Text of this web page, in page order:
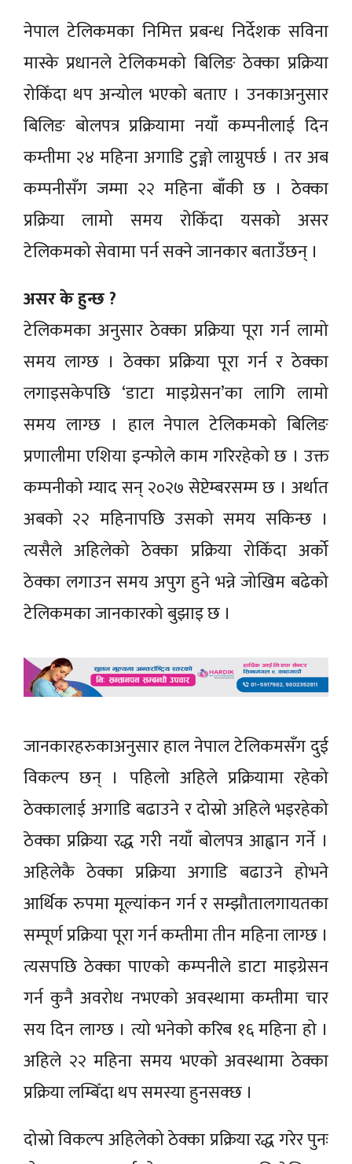
नेपाल टेलिकमका निमित्त प्रबन्ध निर्देशक सविना
मास्के प्रधानले टेलिकमको बिलिङ ठेक्का प्रक्रिया
रोकिँदा थप अन्योल भएको बताए । उनकाअनुसार
बिलिङ बोलपत्र प्रक्रियामा नयाँ कम्पनीलाई दिन
कम्तीमा २४ महिना अगाडि टुङ्गो लाग्नुपर्छ । तर अब
कम्पनीसँग जम्मा २२ महिना बाँकी छ । ठेक्का
प्रक्रिया लामो समय रोकिँदा यसको असर
टेलिकमको सेवामा पर्न सक्ने जानकार बताउँछन् ।
असर के हुन्छ ?
टेलिकमका अनुसार ठेक्का प्रक्रिया पूरा गर्न लामो
समय लाग्छ । ठेक्का प्रक्रिया पूरा गर्न र ठेक्का
लगाइसकेपछि ‘डाटा माइग्रेसन’का लागि लामो
समय लाग्छ । हाल नेपाल टेलिकमको बिलिङ
प्रणालीमा एशिया इन्फोले काम गरिरहेको छ । उक्त
कम्पनीको म्याद सन् २०२७ सेप्टेम्बरसम्म छ । अर्थात
अबको २२ महिनापछि उसको समय सकिन्छ ।
त्यसैले अहिलेको ठेक्का प्रक्रिया रोकिँदा अर्को
ठेक्का लगाउन समय अपुग हुने भन्ने जोखिम बढेको
टेलिकमका जानकारको बुझाइ छ ।
जानकारहरुकाअनुसार हाल नेपाल टेलिकमसँग दुई
विकल्प छन् । पहिलो अहिले प्रक्रियामा रहेको
ठेक्कालाई अगाडि बढाउने र दोस्रो अहिले भइरहेको
ठेक्का प्रक्रिया रद्ध गरी नयाँ बोलपत्र आह्वान गर्ने ।
अहिलेकै ठेक्का प्रक्रिया अगाडि बढाउने होभने
आर्थिक रुपमा मूल्यांकन गर्न र सम्झौतालगायतका
सम्पूर्ण प्रक्रिया पूरा गर्न कम्तीमा तीन महिना लाग्छ ।
त्यसपछि ठेक्का पाएको कम्पनीले डाटा माइग्रेसन
गर्न कुनै अवरोध नभएको अवस्थामा कम्तीमा चार
सय दिन लाग्छ । त्यो भनेको करिब १६ महिना हो ।
अहिले २२ महिना समय भएको अवस्थामा ठेक्का
प्रक्रिया लम्बिँदा थप समस्या हुनसक्छ ।
दोस्रो विकल्प अहिलेको ठेक्का प्रक्रिया रद्ध गरेर पुनः